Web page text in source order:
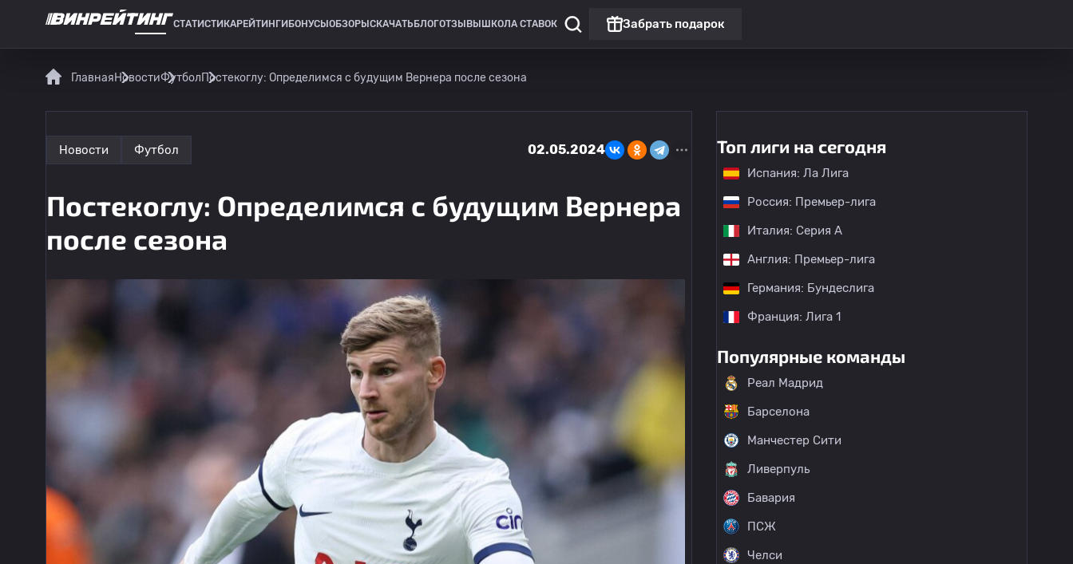
СТАТИСТИКАРЕЙТИНГИ БОНУСЫ ОБЗОРЫ СКАЧАТЬ БЛОГОТЗЫВЫ ШКОЛА СТАВОК Забрать подарок
ГлавнаяНовостиФутболПостекоглу: Определимся с будущим Вернера после сезона
Новости Футбол 02.05.2024
Постекоглу: Определимся с будущим Вернера
после сезона
Топ лиги на сегодня
Испания: Ла Лига
Россия: Премьер-лига
Италия: Серия А
Англия: Премьер-лига
Германия: Бундеслига
Франция: Лига 1
Популярные команды
Реал Мадрид
Барселона
Манчестер Сити
Ливерпуль
Бавария
ПСЖ
Челси